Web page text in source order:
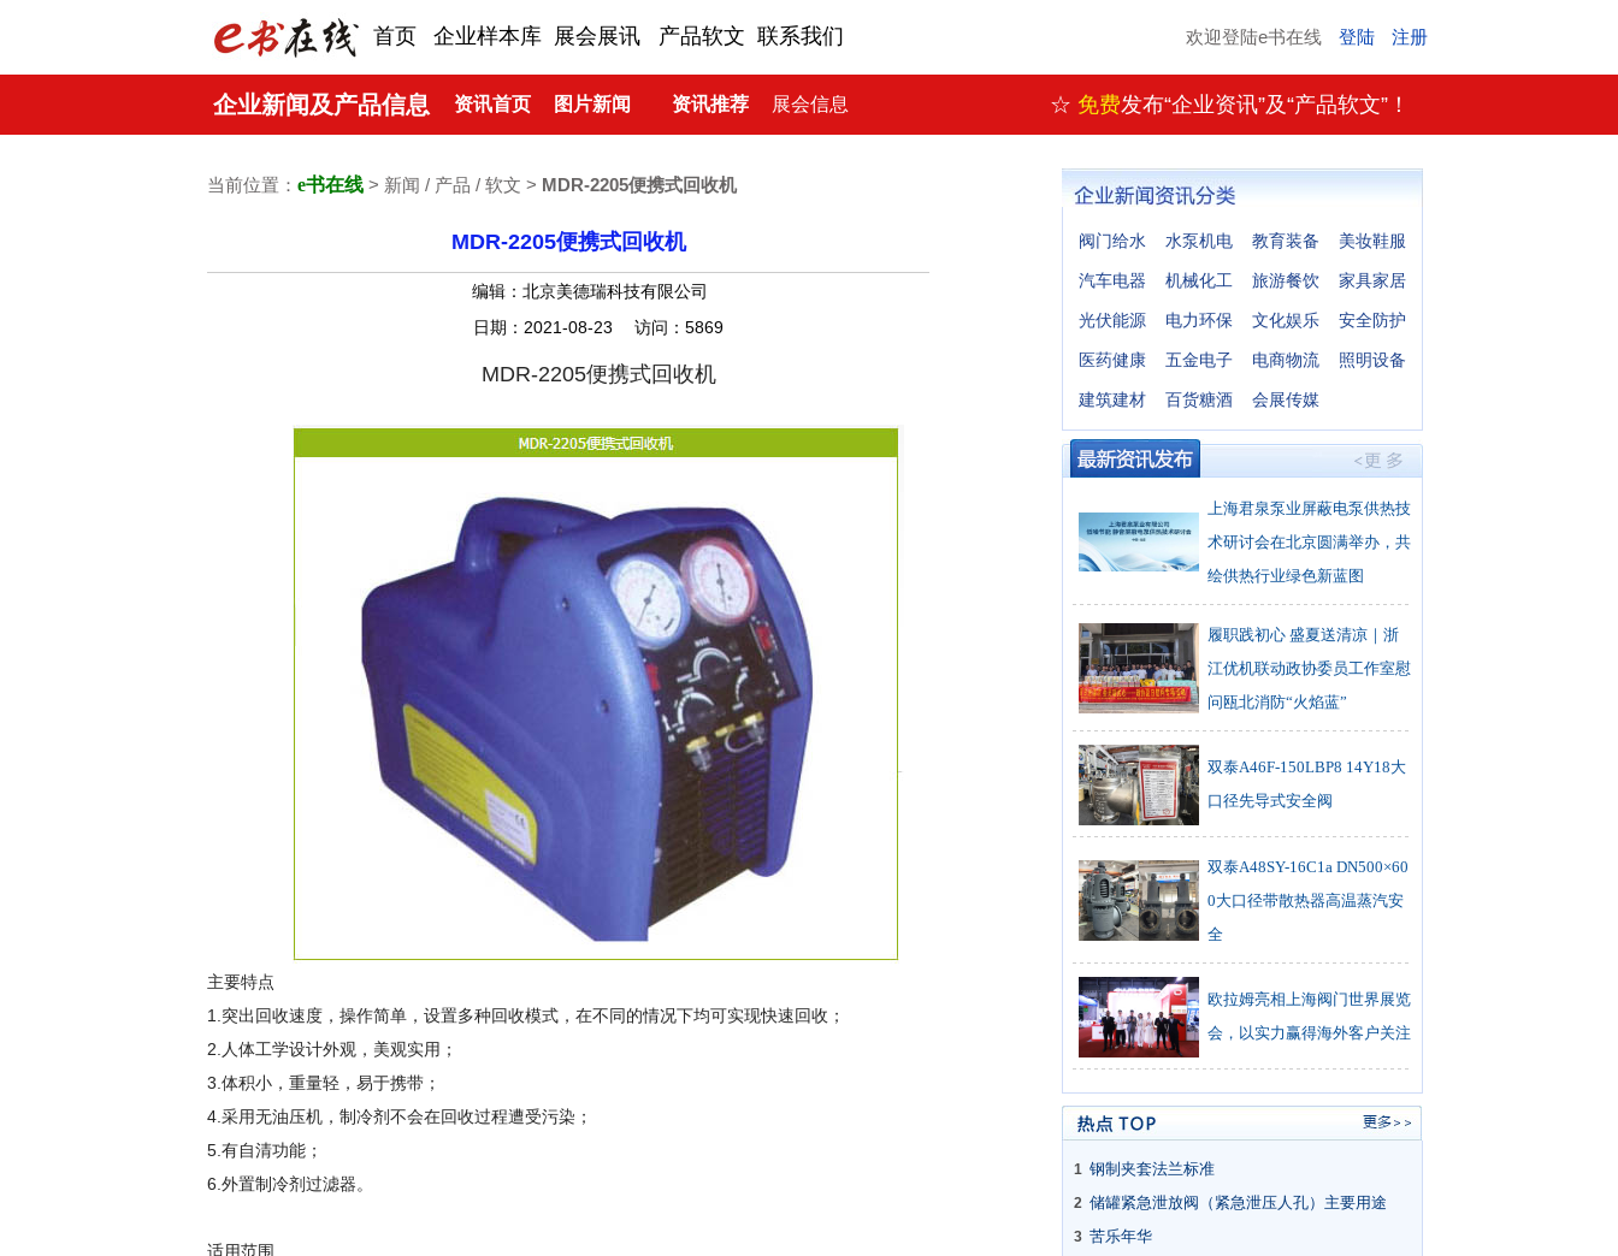
首页 企业样本库 展会展讯 产品软文 联系我们 欢迎登陆e书在线 登陆 注册
企业新闻及产品信息 资讯首页 图片新闻 资讯推荐 展会信息 ☆ 免费发布“企业资讯”及“产品软文”！
当前位置： e书在线 > 新闻 / 产品 / 软文 > MDR-2205便携式回收机
MDR-2205便携式回收机
编辑：北京美德瑞科技有限公司
日期：2021-08-23 访问：5869
MDR-2205便携式回收机
主要特点
1.突出回收速度，操作简单，设置多种回收模式，在不同的情况下均可实现快速回收；
2.人体工学设计外观，美观实用；
3.体积小，重量轻，易于携带；
4.采用无油压机，制冷剂不会在回收过程遭受污染；
5.有自清功能；
6.外置制冷剂过滤器。
适用范围
阀门给水 水泵机电 教育装备 美妆鞋服
汽车电器 机械化工 旅游餐饮 家具家居
光伏能源 电力环保 文化娱乐 安全防护
医药健康 五金电子 电商物流 照明设备
建筑建材 百货糖酒 会展传媒
上海君泉泵业屏蔽电泵供热技
术研讨会在北京圆满举办，共
绘供热行业绿色新蓝图
履职践初心 盛夏送清凉｜浙
江优机联动政协委员工作室慰
问瓯北消防“火焰蓝”
双泰A46F-150LBP8 14Y18大
口径先导式安全阀
双泰A48SY-16C1a DN500×60
0大口径带散热器高温蒸汽安
全
欧拉姆亮相上海阀门世界展览
会，以实力赢得海外客户关注
1 钢制夹套法兰标准
2 储罐紧急泄放阀（紧急泄压人孔）主要用途
3 苦乐年华